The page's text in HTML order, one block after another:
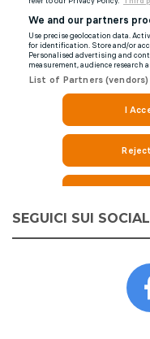
SEGUICI SUI SOCIAL